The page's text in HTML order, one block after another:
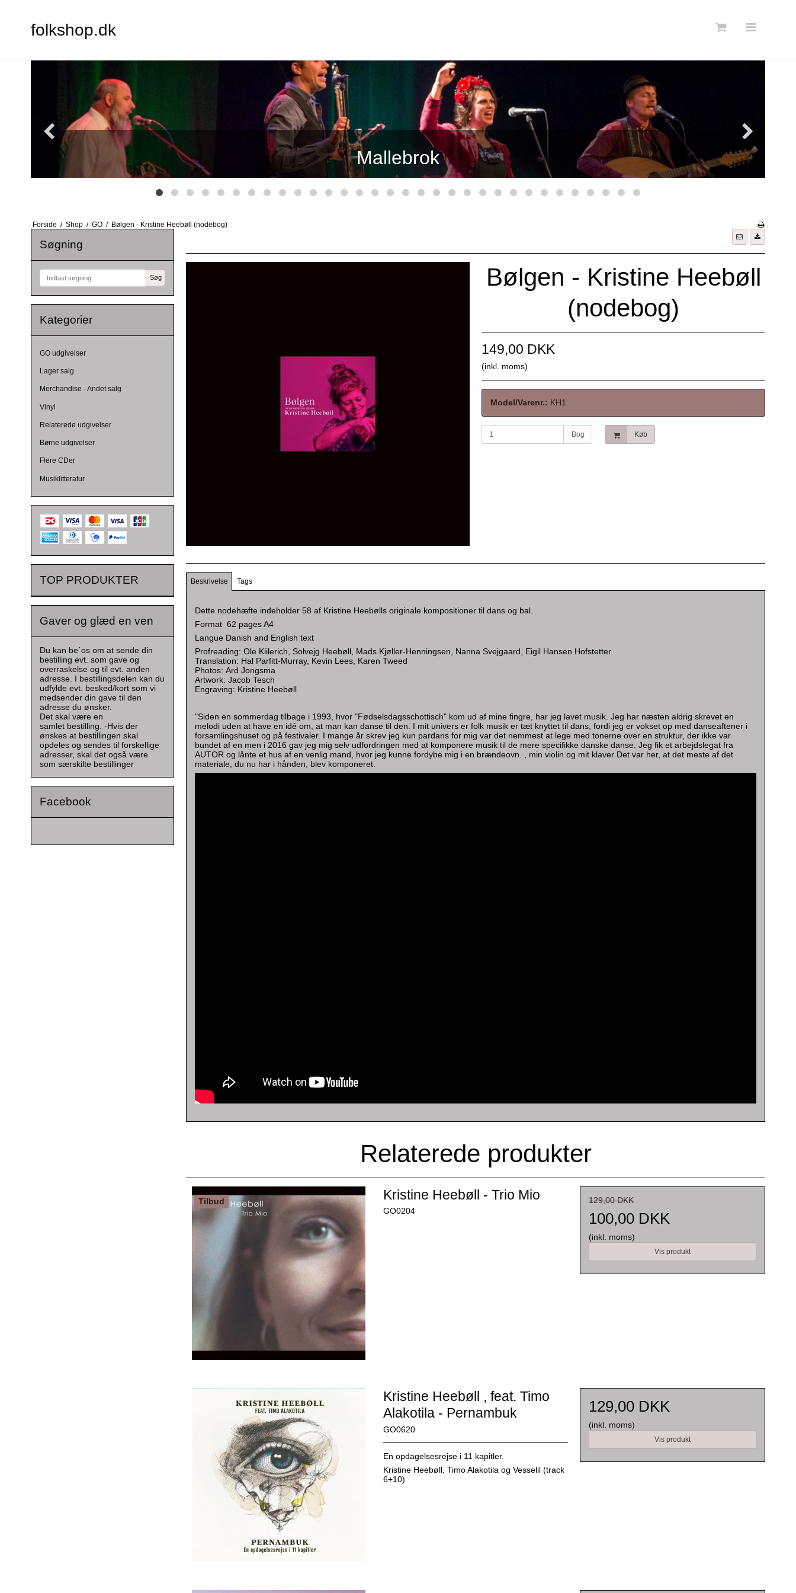
folkshop.dk
Info
Shop
Blog
Forside / Shop / GO / Bølgen - Kristine Heebøll (nodebog)
Søgning
Søg
Kategorier
GO udgivelser
Lager salg
Merchandise - Andet salg
Vinyl
Relaterede udgivelser
Børne udgivelser
Flere CDer
Musiklitteratur
TOP PRODUKTER
Gaver og glæd en ven
Du kan be´os om at sende din
bestilling evt. som gave og
overraskelse og til evt. anden
adresse. I bestillingsdelen kan du
udfylde evt. besked/kort som vi
medsender din gave til den
adresse du ønsker.
Det skal være en
samlet bestilling. -Hvis der
ønskes at bestillingen skal
opdeles og sendes til forskellige
adresser, skal det også være
som særskilte bestillinger
Facebook
Bølgen - Kristine Heebøll
(nodebog)
149,00 DKK
(inkl. moms)
Model/Varenr.: KH1
Bog Køb
Beskrivelse Tags
Dette nodehæfte indeholder 58 af Kristine Heebølls originale kompositioner til dans og bal.
Format 62 pages A4
Langue Danish and English text
Profreading: Ole Kiilerich, Solvejg Heebøll, Mads Kjøller-Henningsen, Nanna Svejgaard, Eigil Hansen Hofstetter
Translation: Hal Parfitt-Murray, Kevin Lees, Karen Tweed
Photos: Ard Jongsma
Artwork: Jacob Tesch
Engraving: Kristine Heebøll
"Siden en sommerdag tilbage i 1993, hvor "Fødselsdagsschottisch" kom ud af mine fingre, har jeg lavet musik. Jeg har næsten aldrig skrevet en
melodi uden at have en idé om, at man kan danse til den. I mit univers er folk musik er tæt knyttet til dans, fordi jeg er vokset op med danseaftener i
forsamlingshuset og på festivaler. I mange år skrev jeg kun pardans for mig var det nemmest at lege med tonerne over en struktur, der ikke var
bundet af en men i 2016 gav jeg mig selv udfordringen med at komponere musik til de mere specifikke danske danse. Jeg fik et arbejdslegat fra
AUTOR og lånte et hus af en venlig mand, hvor jeg kunne fordybe mig i en brændeovn. , min violin og mit klaver Det var her, at det meste af det
materiale, du nu har i hånden, blev komponeret.
Relaterede produkter
Tilbud Kristine Heebøll - Trio Mio
GO0204
129,00 DKK
100,00 DKK
(inkl. moms)
Vis produkt
Kristine Heebøll , feat. Timo
Alakotila - Pernambuk
GO0620
En opdagelsesrejse i 11 kapitler.
Kristine Heebøll, Timo Alakotila og Vesselil (track
6+10)
129,00 DKK
(inkl. moms)
Vis produkt